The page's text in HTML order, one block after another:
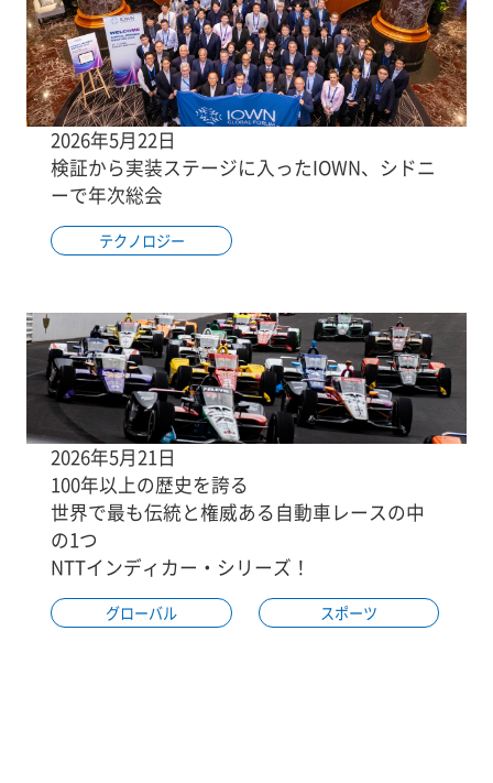
2026年5月22日
検証から実装ステージに入ったIOWN、シドニ
ーで年次総会
テクノロジー
2026年5月21日
100年以上の歴史を誇る
世界で最も伝統と権威ある自動車レースの中
の1つ
NTTインディカー・シリーズ！
グローバル スポーツ